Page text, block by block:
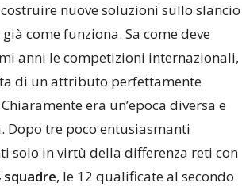
nuove soluzioni sullo slancio
già come funziona. Sa come deve
anni le competizioni internazionali,
di un attributo perfettamente
Chiaramente era un’epoca diversa e
Dopo tre poco entusiasmanti
solo in virtù della differenza reti con
, le 12 qualificate al secondo